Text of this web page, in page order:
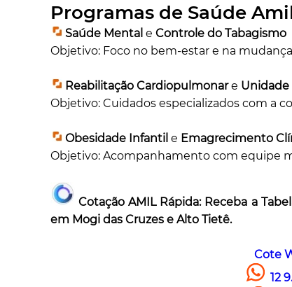
Programas de Saúde
Saúde Mental eControle do Tabagismo
Objetivo: Foco no bem-estar e na
Reabilitação Cardiopulmonare Unidade
Objetivo: Cuidados especializados com a
Obesidade Infantil e Emagrecimento
Objetivo: Acompanhamento com equipe
Cotação AMIL Rápida: Receba a
em Mogi das Cruzes e Alto Tietê.
Cote
12